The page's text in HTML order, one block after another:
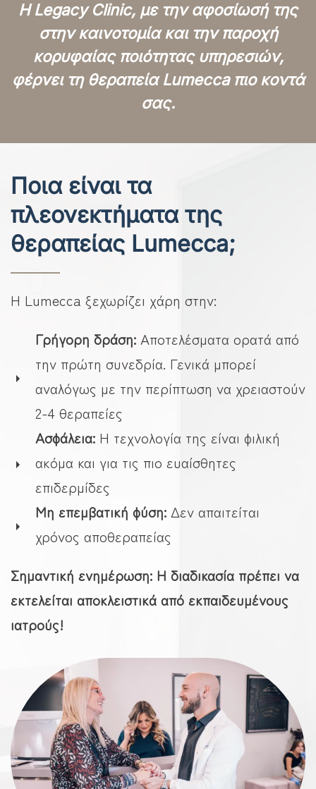
Η Legacy Clinic, με την αφοσίωσή της
στην καινοτομία και την παροχή
κορυφαίας ποιότητας υπηρεσιών,
φέρνει τη θεραπεία Lumecca πιο κοντά
σας.
Ποια είναι τα
πλεονεκτήματα της
θεραπείας Lumecca;
Η Lumecca ξεχωρίζει χάρη στην:
Γρήγορη δράση: Αποτελέσματα ορατά από
την πρώτη συνεδρία. Γενικά μπορεί
αναλόγως με την περίπτωση να χρειαστούν
2-4 θεραπείες
Ασφάλεια: Η τεχνολογία της είναι φιλική
ακόμα και για τις πιο ευαίσθητες
επιδερμίδες
Μη επεμβατική φύση: Δεν απαιτείται
χρόνος αποθεραπείας
Σημαντική ενημέρωση: Η διαδικασία πρέπει να
εκτελείται αποκλειστικά από εκπαιδευμένους
ιατρούς!